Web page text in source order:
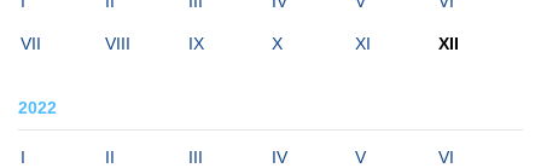
VII VIII IX X XI XII
2022
I II III IV V VI